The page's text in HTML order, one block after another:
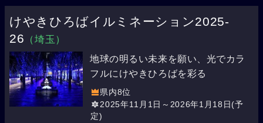
けやきひろばイルミネーション2025-
26 （埼玉）
地球の明るい未来を願い、光でカラ
フルにけやきひろばを彩る
県内8位
2025年11月1日～2026年1月18日(予
定)